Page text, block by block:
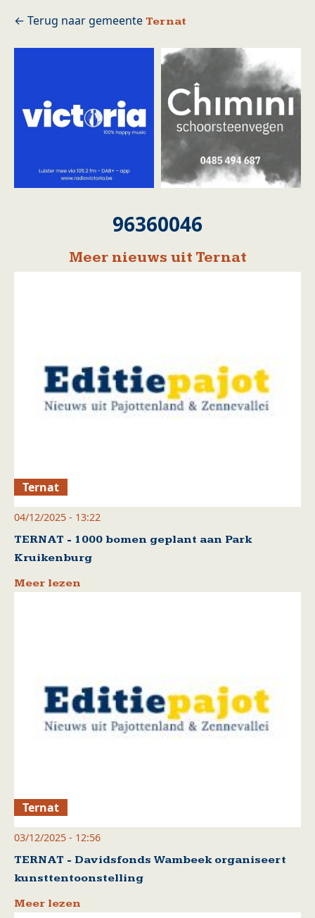
Ternat
96360046
Meer nieuws uit Ternat
Ternat
04/12/2025 - 13:22
TERNAT - 1000 bomen geplant aan Park
Kruikenburg
Meer lezen
Ternat
03/12/2025 - 12:56
TERNAT - Davidsfonds Wambeek organiseert
kunsttentoonstelling
Meer lezen